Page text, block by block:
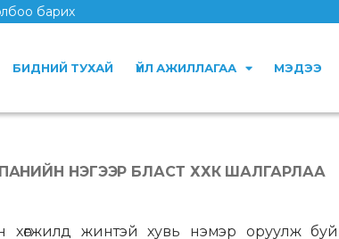
барих
БИДНИЙ ТУХАЙ ҮЙЛ АЖИЛЛАГАА МЭДЭЭ
НЭГЭЭР БЛАСТ ХХК ШАЛГАРЛАА
жинтэй хувь нэмэр оруулж буй